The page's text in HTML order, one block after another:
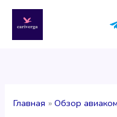
содержимому
Главная Обзор